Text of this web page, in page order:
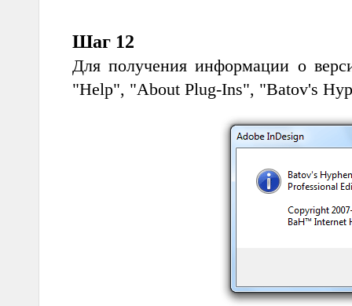
Шаг 12
Для получения информации о
"Help", "About Plug-Ins", "Batov's